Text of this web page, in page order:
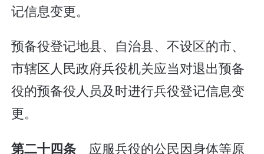
记信息变更。
预备役登记地县、自治县、不设区的市、
市辖区人民政府兵役机关应当对退出预备
役的预备役人员及时进行兵役登记信息变
更。
第二十四条 应服兵役的公民因身体等原